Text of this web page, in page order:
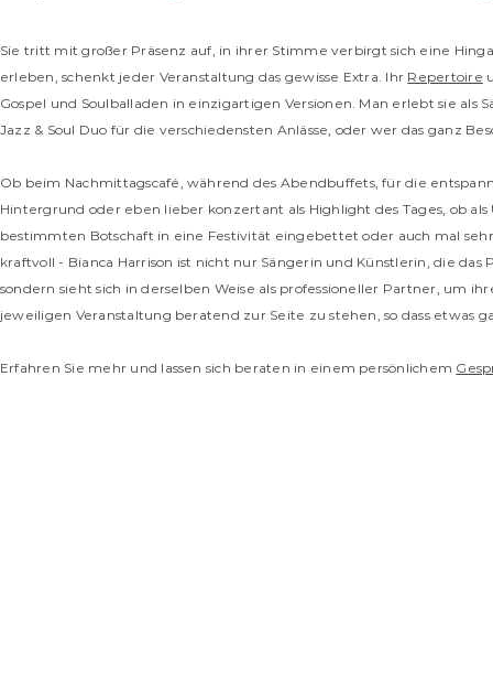
Sie tritt mit großer Präsenz auf, in ihrer Stimme verbirgt sich eine
erleben, schenkt jeder Veranstaltung das gewisse Extra. Ihr Repertoire
Gospel und Soulballaden in einzigartigen Versionen. Man erlebt sie als
Jazz & Soul Duo für die verschiedensten Anlässe, oder wer das ganz
Ob beim Nachmittagscafé, während des Abendbuffets, für die
Hintergrund oder eben lieber konzertant als Highlight des Tages, ob
bestimmten Botschaft in eine Festivität eingebettet oder auch mal
kraftvoll - Bianca Harrison ist nicht nur Sängerin und Künstlerin, die
sondern sieht sich in derselben Weise als professioneller Partner, um
jeweiligen Veranstaltung beratend zur Seite zu stehen, so dass etwas
Erfahren Sie mehr und lassen sich beraten in einem persönlichem